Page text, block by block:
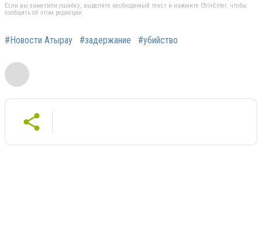
Если вы заметили ошибку, выделите необходимый текст и нажмите Ctrl+Enter, чтобы
сообщить об этом редакции
#Новости Атырау #задержание #убийство